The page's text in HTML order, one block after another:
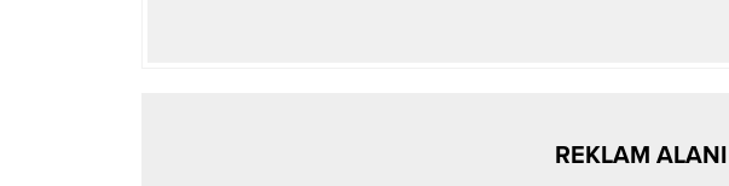
REKLAM ALANI